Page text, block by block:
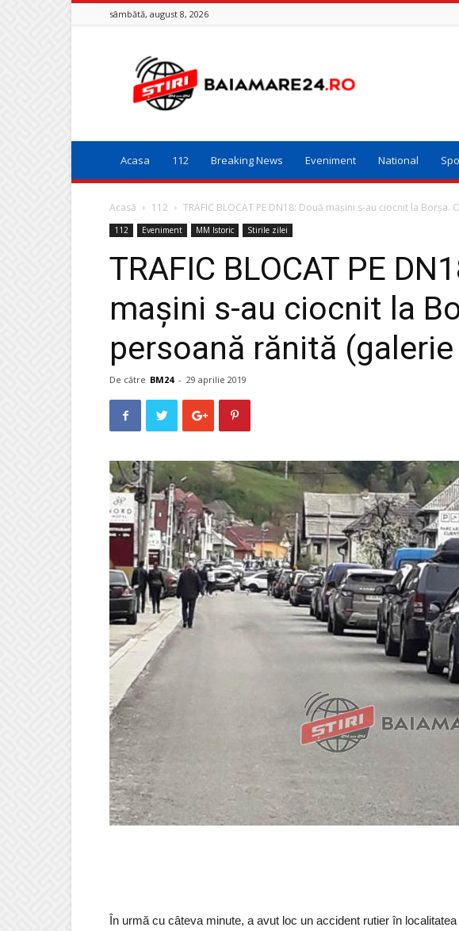
sâmbătă, august 8, 2026
Baia
Mare
24
Acasa 112 Breaking News Eveniment National
Acasă 112 TRAFIC BLOCAT PE DN18: Două mașini s-au ciocnit la Borșa.
112 Eveniment MM Istoric Stirile zilei
TRAFIC BLOCAT PE
mașini s-au ciocnit la
persoană rănită
De către BM24 - 29 aprilie 2019
În urmă cu câteva minute, a avut loc un accident rutier în